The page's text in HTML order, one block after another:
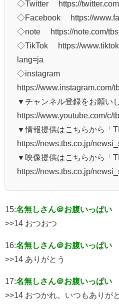
◇Twitter https://
◇Facebook https://
◇note https://note.com/
◇TikTok https://
lang=ja
◇instagram
https://www.instagram.com/
▼チャンネル登録をお願い
https://www.youtube.com/c/
▼情報提供はこちらから「
https://news.tbs.co.jp/
▼映像提供はこちらから「
https://news.tbs.co.jp/
15:名無しさん＠お腹いっぱい
>>14 おつおつ
16:名無しさん＠お腹いっぱい
>>14 ありがとう
17:名無しさん＠お腹いっぱい
>>14 おつかれ。いつもありがと